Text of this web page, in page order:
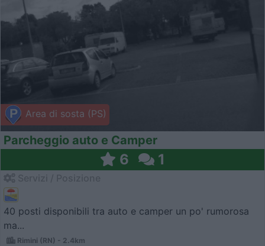
Area di sosta (PS)
Parcheggio auto e Camper
6 1
40 posti disponibili tra auto e camper un po' rumorosa
ma...
Rimini (RN) - 2.4km